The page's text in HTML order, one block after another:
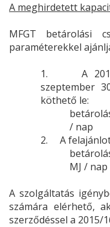
A meghirdetett
MFGT betárolási
paraméterekkel
1.
A
szeptember
köthető le:
/ nap
2.
A
MJ /
A szolgáltatás
számára elérhető,
szerződéssel a 2015/